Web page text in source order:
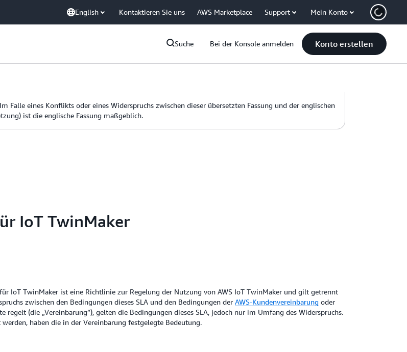
English Kontaktieren Sie uns AWS Marketplace Support Mein Konto
Suche Bei der Konsole anmelden Konto erstellen
eines Konflikts oder eines Widerspruchs zwischen dieser übersetzten Fassung und der englischen
ist die englische Fassung maßgeblich.
IoT TwinMaker
IoT TwinMaker ist eine Richtlinie zur Regelung der Nutzung von AWS IoT TwinMaker und gilt getrennt
zwischen den Bedingungen dieses SLA und den Bedingungen der AWS-Kundenvereinbarung oder
(die „Vereinbarung”), gelten die Bedingungen dieses SLA, jedoch nur im Umfang des Widerspruchs.
haben die in der Vereinbarung festgelegte Bedeutung.